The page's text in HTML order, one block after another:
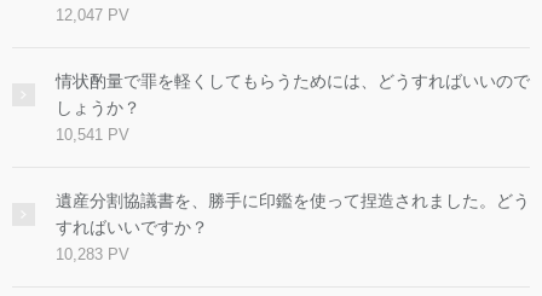
12,047 PV
情状酌量で罪を軽くしてもらうためには、どうすればいいので
しょうか？
10,541 PV
遺産分割協議書を、勝手に印鑑を使って捏造されました。どう
すればいいですか？
10,283 PV